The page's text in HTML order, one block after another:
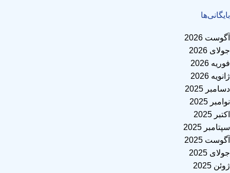
بایگانی‌ها
آگوست 2026
جولای 2026
فوریه 2026
ژانویه 2026
دسامبر 2025
نوامبر 2025
اکتبر 2025
سپتامبر 2025
آگوست 2025
جولای 2025
ژوئن 2025